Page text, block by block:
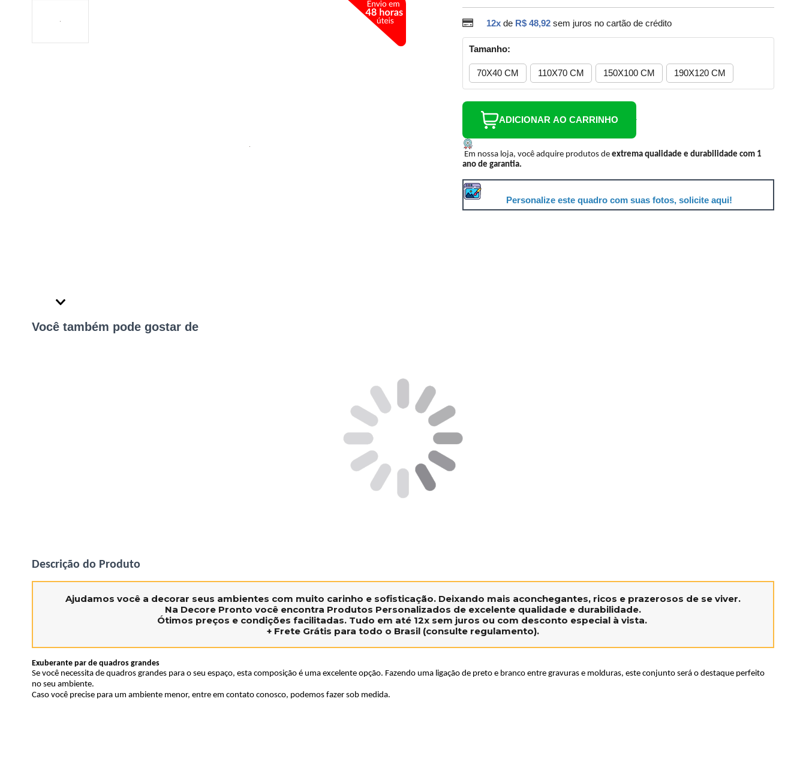
12x de R$ 48,92 sem juros no cartão de crédito
Tamanho:
70X40 CM 110X70 CM 150X100 CM 190X120 CM
ADICIONAR AO CARRINHO
Em nossa loja, você adquire produtos deextrema qualidade e durabilidade com 1
ano de garantia.
Personalize este quadro com suas fotos, solicite aqui!
Você também pode gostar de
Descrição do Produto
Ajudamos você a decorar seus ambientes com muito carinho e sofisticação. Deixando mais aconchegantes, ricos e prazerosos de se viver.
Na Decore Pronto você encontra Produtos Personalizados de excelente qualidade e durabilidade.
Ótimos preços e condições facilitadas. Tudo em até 12x sem juros ou com desconto especial à vista.
+ Frete Grátis para todo o Brasil (consulte regulamento).
Exuberante par de quadros grandes
Se você necessita de quadros grandes para o seu espaço, esta composição é uma excelente opção. Fazendo uma ligação de preto e branco entre gravuras e molduras, este conjunto será o destaque perfeito
no seu ambiente.
Caso você precise para um ambiente menor, entre em contato conosco, podemos fazer sob medida.